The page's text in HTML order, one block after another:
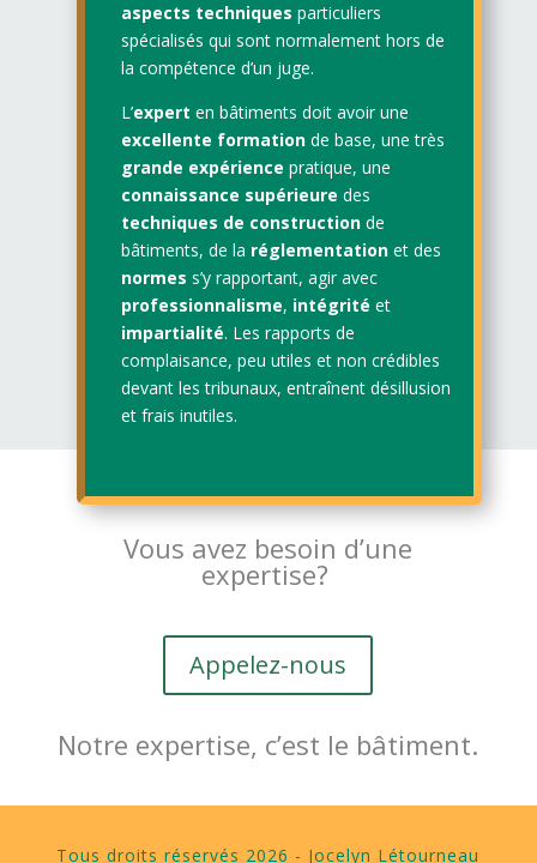
aspects techniques particuliers
spécialisés qui sont normalement hors de
la compétence d’un juge.
L’expert en bâtiments doit avoir une
excellente formationde base, une très
grande expérience pratique, une
connaissance supérieure des
techniques de constructionde
bâtiments, de la réglementationet des
normes s’y rapportant, agir avec
professionnalisme, intégrité et
impartialité. Les rapports de
complaisance, peu utiles et non crédibles
devant les tribunaux, entraînent désillusion
et frais inutiles.
Vous avez besoin d’une
expertise?
Appelez-nous
Notre expertise, c’est le bâtiment.
Tous droits réservés 2026 - Jocelyn Létourneau